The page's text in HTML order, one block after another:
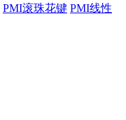
PMI滚珠花键 PMI线性